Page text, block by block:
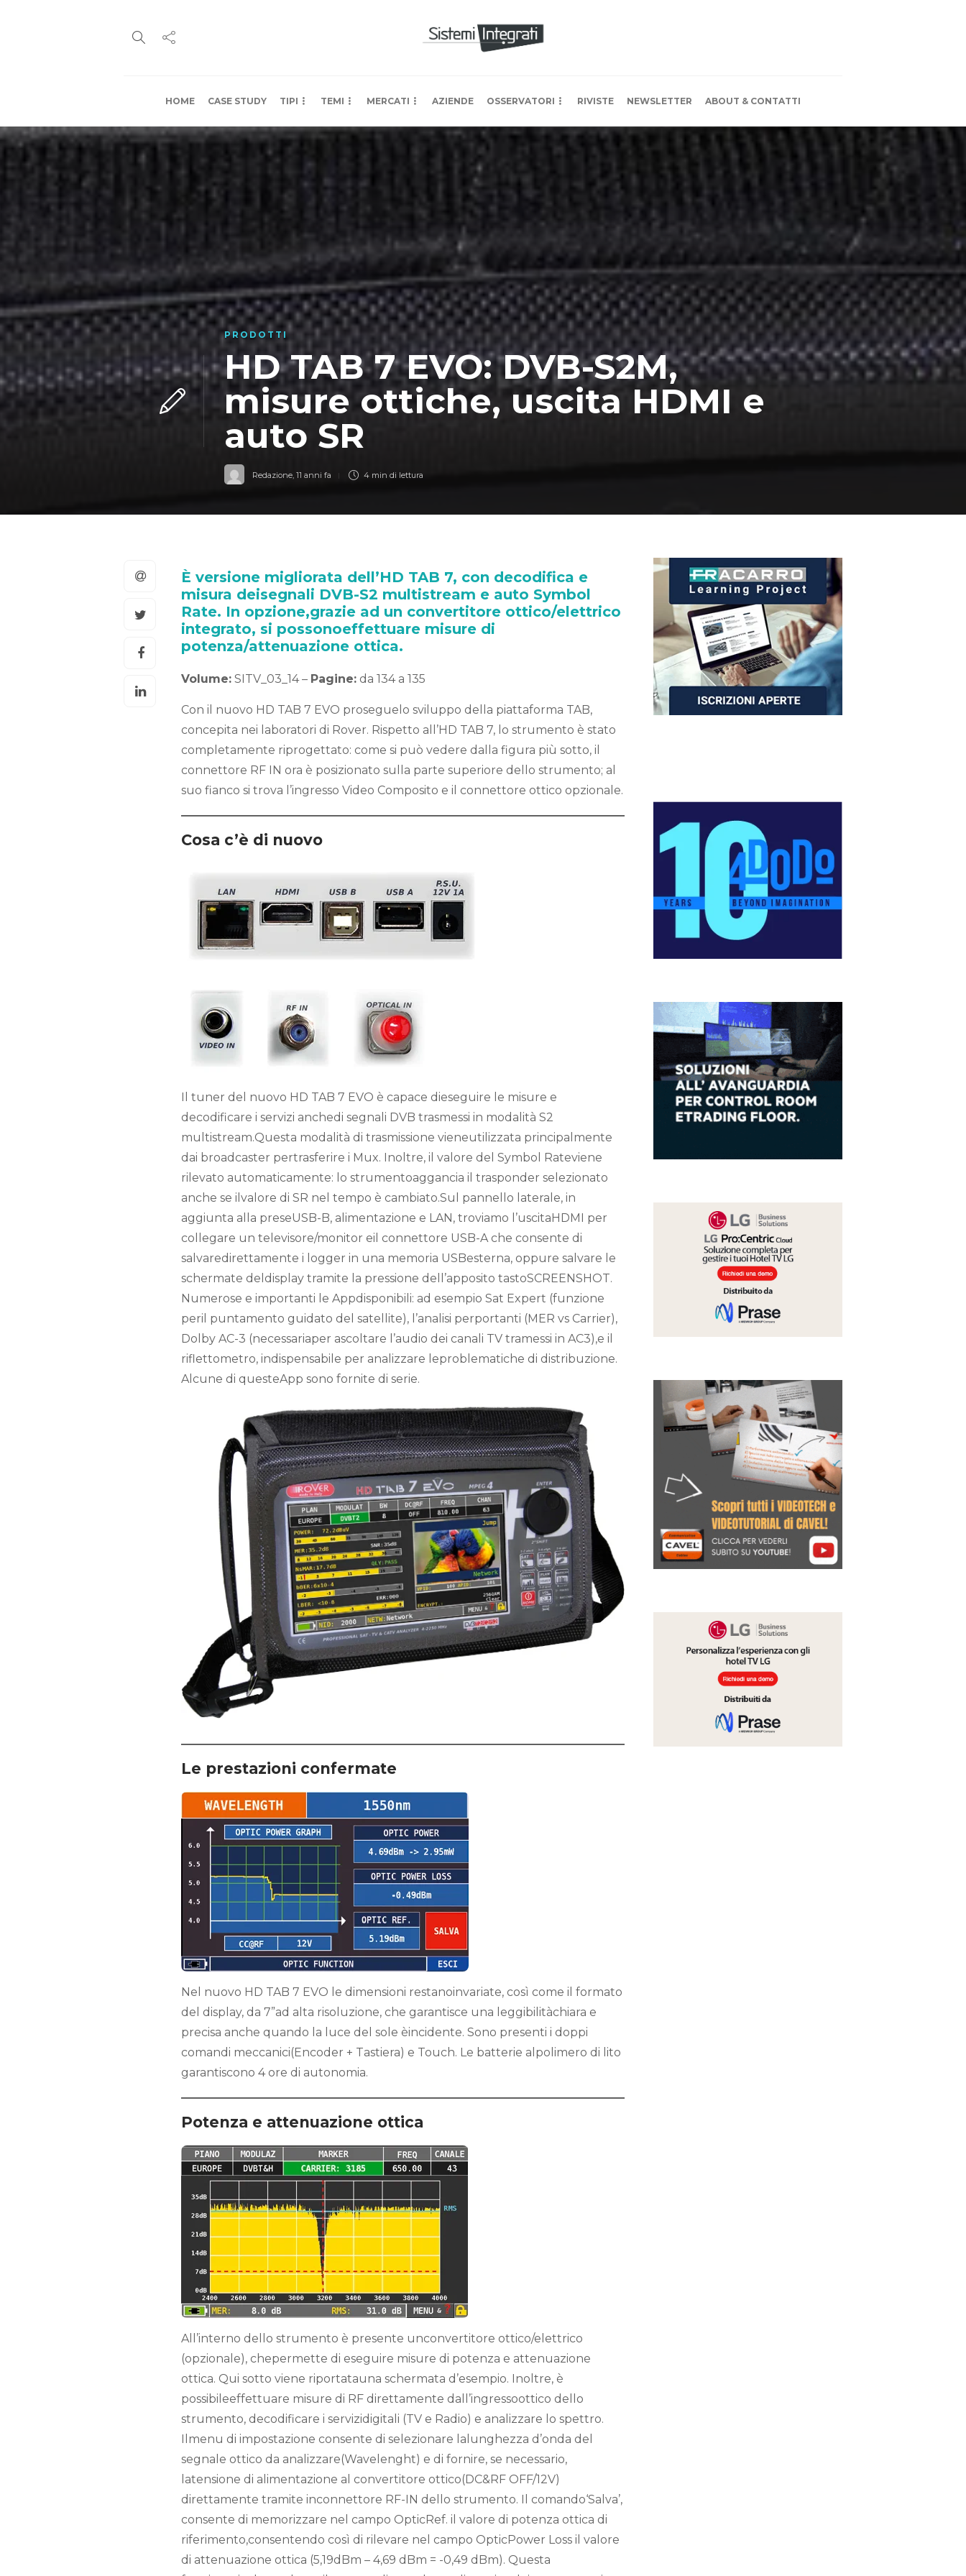
HOME CASE STUDY TIPI TEMI MERCATI AZIENDE OSSERVATORI RIVISTE NEWSLETTER ABOUT & CONTATTI
PRODOTTI
HD TAB 7 EVO: DVB-S2M,
misure ottiche, uscita HDMI e
auto SR
Redazione, 11 anni fa 4 min di lettura
È versione migliorata dell’HD TAB 7, con decodifica e
misura deisegnali DVB-S2 multistream e auto Symbol
Rate. In opzione,grazie ad un convertitore ottico/elettrico
integrato, si possonoeffettuare misure di
potenza/attenuazione ottica.
Volume: SITV_03_14 – Pagine: da 134 a 135
Con il nuovo HD TAB 7 EVO proseguelo sviluppo della piattaforma TAB,
concepita nei laboratori di Rover. Rispetto all’HD TAB 7, lo strumento è stato
completamente riprogettato: come si può vedere dalla figura più sotto, il
connettore RF IN ora è posizionato sulla parte superiore dello strumento; al
suo fianco si trova l’ingresso Video Composito e il connettore ottico opzionale.
Cosa c’è di nuovo
Il tuner del nuovo HD TAB 7 EVO è capace dieseguire le misure e
decodificare i servizi anchedi segnali DVB trasmessi in modalità S2
multistream.Questa modalità di trasmissione vieneutilizzata principalmente
dai broadcaster pertrasferire i Mux. Inoltre, il valore del Symbol Rateviene
rilevato automaticamente: lo strumentoaggancia il trasponder selezionato
anche se ilvalore di SR nel tempo è cambiato.Sul pannello laterale, in
aggiunta alla preseUSB-B, alimentazione e LAN, troviamo l’uscitaHDMI per
collegare un televisore/monitor eil connettore USB-A che consente di
salvaredirettamente i logger in una memoria USBesterna, oppure salvare le
schermate deldisplay tramite la pressione dell’apposito tastoSCREENSHOT.
Numerose e importanti le Appdisponibili: ad esempio Sat Expert (funzione
peril puntamento guidato del satellite), l’analisi perportanti (MER vs Carrier),
Dolby AC-3 (necessariaper ascoltare l’audio dei canali TV tramessi in AC3),e il
riflettometro, indispensabile per analizzare leproblematiche di distribuzione.
Alcune di questeApp sono fornite di serie.
Le prestazioni confermate
Nel nuovo HD TAB 7 EVO le dimensioni restanoinvariate, così come il formato
del display, da 7”ad alta risoluzione, che garantisce una leggibilitàchiara e
precisa anche quando la luce del sole èincidente. Sono presenti i doppi
comandi meccanici(Encoder + Tastiera) e Touch. Le batterie alpolimero di lito
garantiscono 4 ore di autonomia.
Potenza e attenuazione ottica
All’interno dello strumento è presente unconvertitore ottico/elettrico
(opzionale), chepermette di eseguire misure di potenza e attenuazione
ottica. Qui sotto viene riportatauna schermata d’esempio. Inoltre, è
possibileeffettuare misure di RF direttamente dall’ingressoottico dello
strumento, decodificare i servizidigitali (TV e Radio) e analizzare lo spettro.
Ilmenu di impostazione consente di selezionare lalunghezza d’onda del
segnale ottico da analizzare(Wavelenght) e di fornire, se necessario,
latensione di alimentazione al convertitore ottico(DC&RF OFF/12V)
direttamente tramite inconnettore RF-IN dello strumento. Il comando‘Salva’,
consente di memorizzare nel campo OpticRef. il valore di potenza ottica di
riferimento,consentendo così di rilevare nel campo OpticPower Loss il valore
di attenuazione ottica (5,19dBm – 4,69 dBm = -0,49 dBm). Questa